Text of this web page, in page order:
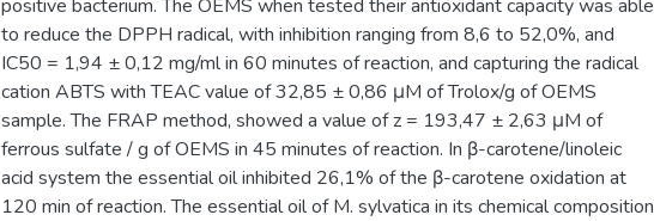
positive bacterium. The OEMS when tested their antioxidant capacity was able
to reduce the DPPH radical, with inhibition ranging from 8,6 to 52,0%, and
IC50 = 1,94 ± 0,12 mg/ml in 60 minutes of reaction, and capturing the radical
cation ABTS with TEAC value of 32,85 ± 0,86 μM of Trolox/g of OEMS
sample. The FRAP method, showed a value of z = 193,47 ± 2,63 μM of
ferrous sulfate / g of OEMS in 45 minutes of reaction. In β-carotene/linoleic
acid system the essential oil inhibited 26,1% of the β-carotene oxidation at
120 min of reaction. The essential oil of M. sylvatica in its chemical composition